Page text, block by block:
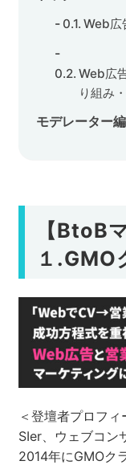
Web広
Web広
り組み
モデレーター
【BtoB
１.GMO
＜登壇者プロフィ
SIer、ウェブコン
2014年にGMOク